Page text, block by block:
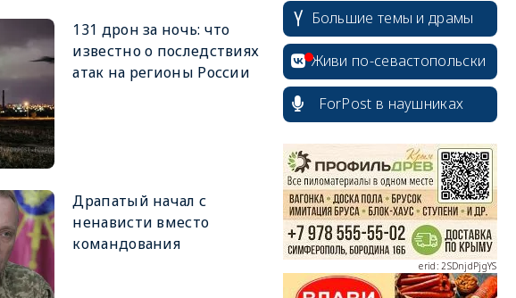
131 дрон за ночь: что
известно о последствиях
атак на регионы России
Драпатый начал с
ненависти вместо
командования
Большие темы и драмы
Живи по-севастопольски
ForPost в наушниках
erid: 2SDnjdPjgYS